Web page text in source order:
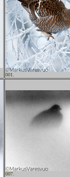
001.
007.